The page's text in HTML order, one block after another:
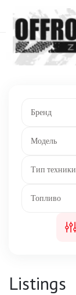
Главная Listings
Бренд
Модель
Тип техники
Топливо
Listings